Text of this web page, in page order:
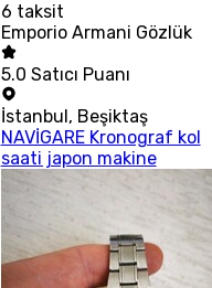
6 taksit
Emporio Armani Gözlük
5.0 Satıcı Puanı
İstanbul , Beşiktaş
NAVİGARE Kronograf kol
saati japon makine